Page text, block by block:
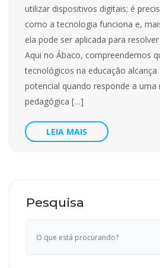
utilizar dispositivos digitais; é
como a tecnologia funciona e,
ela pode ser aplicada para
Aqui no Ábaco, compreendemos
tecnológicos na educação
potencial quando responde a uma
pedagógica […]
LEIA MAIS
Pesquisa